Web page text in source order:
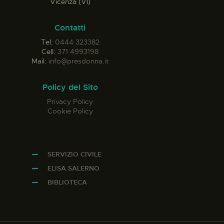
Contatti
Tel: 0444 323382
Cell: 371 4993198
Mail: info@presdonna.it
Policy del Sito
Privacy Policy
Cookie Policy
SERVIZIO CIVILE
ELISA SALERNO
BIBLIOTECA